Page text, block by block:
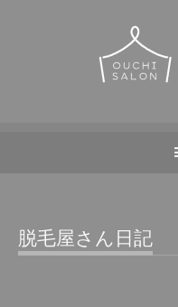
脱毛屋さん日記